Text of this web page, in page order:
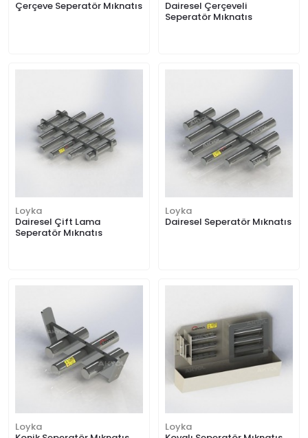
Çerçeve Seperatör Mıknatıs
Dairesel Çerçeveli
Seperatör Mıknatıs
Loyka
Dairesel Çift Lama
Seperatör Mıknatıs
Loyka
Dairesel Seperatör Mıknatıs
Loyka
Loyka